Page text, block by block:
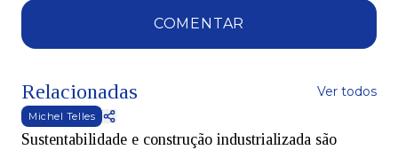
COMENTAR
Relacionadas Ver todos
Michel Telles
Sustentabilidade e construção industrializada são